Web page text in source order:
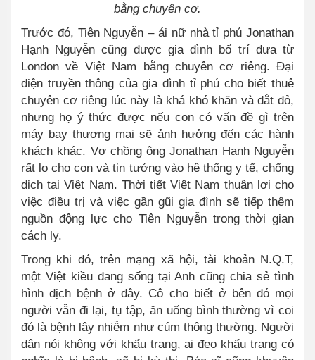
bằng chuyên cơ.
Trước đó, Tiên Nguyễn – ái nữ nhà tỉ phú Jonathan
Hạnh Nguyễn cũng được gia đình bố trí đưa từ
London về Việt Nam bằng chuyên cơ riêng. Đại
diện truyền thông của gia đình tỉ phú cho biết thuê
chuyên cơ riêng lúc này là khá khó khăn và đắt đỏ,
nhưng họ ý thức được nếu con có vấn đề gì trên
máy bay thương mại sẽ ảnh hưởng đến các hành
khách khác. Vợ chồng ông Jonathan Hạnh Nguyễn
rất lo cho con và tin tưởng vào hệ thống y tế, chống
dịch tại Việt Nam. Thời tiết Việt Nam thuận lợi cho
việc điều trị và việc gần gũi gia đình sẽ tiếp thêm
nguồn động lực cho Tiên Nguyễn trong thời gian
cách ly.
Trong khi đó, trên mạng xã hội, tài khoản N.Q.T,
một Việt kiều đang sống tại Anh cũng chia sẻ tình
hình dịch bệnh ở đây. Cô cho biết ở bên đó mọi
người vẫn đi lại, tụ tập, ăn uống bình thường vì coi
đó là bệnh lây nhiễm như cúm thông thường. Người
dân nói không với khẩu trang, ai đeo khẩu trang có